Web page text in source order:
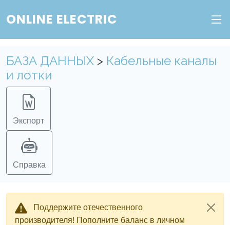
ONLINE ELECTRIC
БАЗА ДАННЫХ > Кабельные каналы
и лотки
Экспорт
Справка
Поддержите отечественного
производителя! Пополните баланс в личном